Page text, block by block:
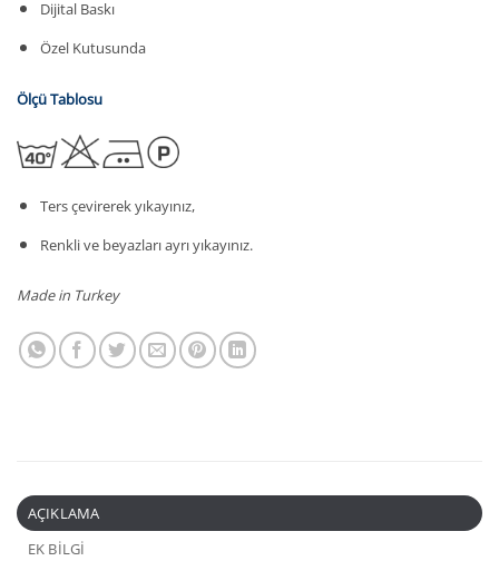
Dijital Baskı
Özel Kutusunda
Ölçü Tablosu
Ters çevirerek yıkayınız,
Renkli ve beyazları ayrı yıkayınız.
Made in Turkey
AÇIKLAMA
EK BILGI